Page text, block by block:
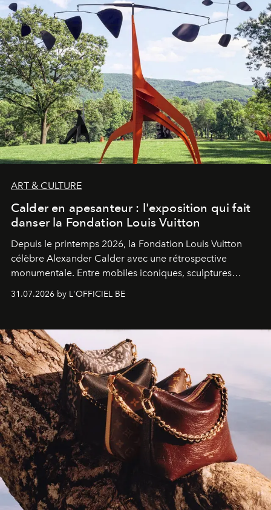
ART & CULTURE
Calder en apesanteur : l'exposition qui fait
danser la Fondation Louis Vuitton
Depuis le printemps 2026, la Fondation Louis Vuitton
célèbre Alexander Calder avec une rétrospective
monumentale. Entre mobiles iconiques, sculptures
américain investit les espaces imaginés par Frank Gehry
sculpture.
31.07.2026 by L'OFFICIEL BE